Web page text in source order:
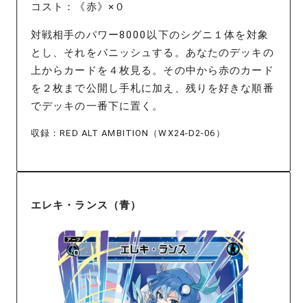
コスト：《赤》×０
対戦相手のパワー8000以下のシグニ１体を対象
とし、それをバニッシュする。あなたのデッキの
上からカードを４枚見る。その中から赤のカード
を２枚まで公開し手札に加え、残りを好きな順番
でデッキの一番下に置く。
収録：RED ALT AMBITION（WX24-D2-06）
エレキ・ランス（青）